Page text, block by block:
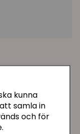
kunna
samla in
och för